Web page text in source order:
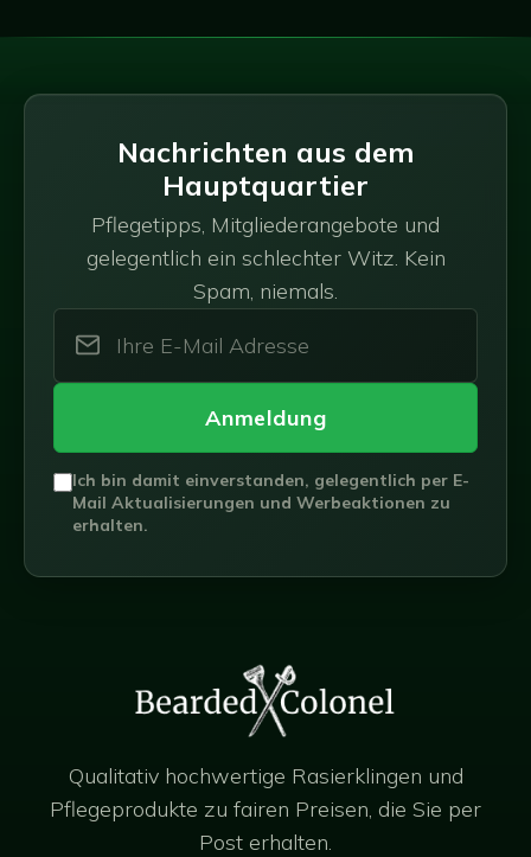
Nachrichten aus dem
Hauptquartier
Pflegetipps, Mitgliederangebote und
gelegentlich ein schlechter Witz. Kein
Spam, niemals.
Anmeldung
Ich bin damit einverstanden, gelegentlich per E-
Mail Aktualisierungen und Werbeaktionen zu
erhalten.
Qualitativ hochwertige Rasierklingen und
Pflegeprodukte zu fairen Preisen, die Sie per
Post erhalten.